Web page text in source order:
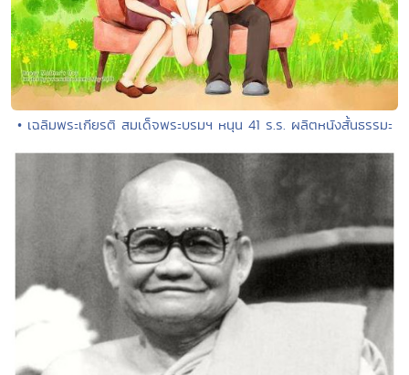
• เฉลิมพระเกียรติ สมเด็จพระบรมฯ หนุน 41 ร.ร. ผลิตหนังสั้นธรรมะ